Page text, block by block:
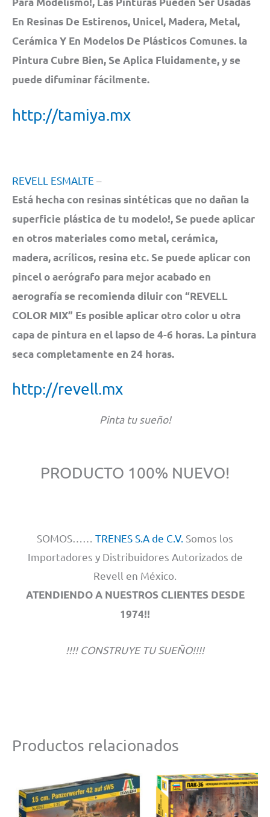
En Resinas De Estirenos, Unicel, Madera, Metal,
Cerámica Y En Modelos De Plásticos Comunes. la
Pintura Cubre Bien, Se Aplica Fluidamente, y se
puede difuminar fácilmente.
http://tamiya.mx
REVELL ESMALTE –
Está hecha con resinas sintéticas que no dañan la
superficie plástica de tu modelo!, Se puede aplicar
en otros materiales como metal, cerámica,
madera, acrílicos, resina etc. Se puede aplicar con
pincel o aerógrafo para mejor acabado en
aerografía se recomienda diluir con “REVELL
COLOR MIX” Es posible aplicar otro color u otra
capa de pintura en el lapso de 4-6 horas. La pintura
seca completamente en 24 horas.
http://revell.mx
Pinta tu sueño!
PRODUCTO 100% NUEVO!
SOMOS…… TRENES S.A de C.V. Somos los
Importadores y Distribuidores Autorizados de
Revell en México.
ATENDIENDO A NUESTROS CLIENTES DESDE
1974!!
!!!! CONSTRUYE TU SUEÑO!!!!
Productos relacionados